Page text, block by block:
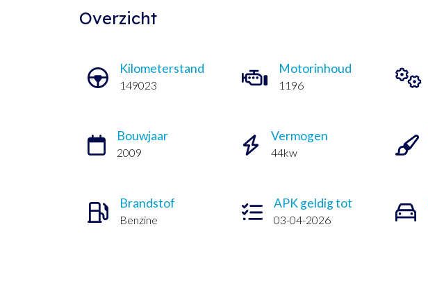
Overzicht
Kilometerstand
149023
Motorinhoud
1196
Bouwjaar
2009
Vermogen
44kw
Brandstof
Benzine
APK geldig tot
03-04-2026